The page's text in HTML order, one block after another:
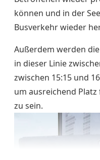
können und in der
Busverkehr wieder
Außerdem werden
in dieser Linie
zwischen 15:15 und
um ausreichend
zu sein.